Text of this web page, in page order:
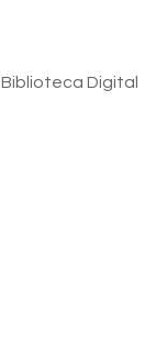
Biblioteca Digital